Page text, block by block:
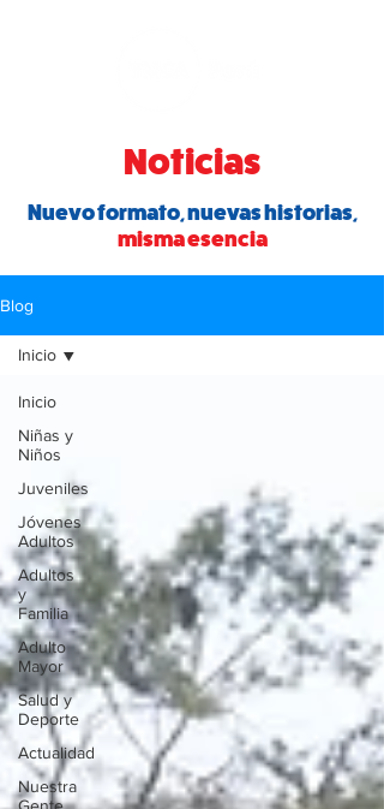
Noticias
Nuevo formato, nuevas historias,
misma esencia
Blog
Inicio
Niñas y
Niños
Juveniles
Jóvenes
Adultos
Adultos
y
Familia
Adulto
Mayor
Salud y
Deporte
Actualidad
Nuestra
Inicio